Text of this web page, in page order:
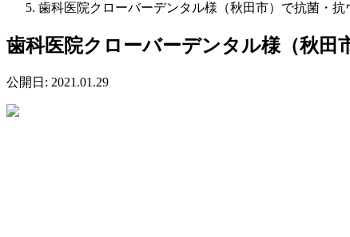
歯科医院クローバーデンタル様（秋田市）で抗菌・抗
歯科医院クローバーデンタル様（秋田
公開日: 2021.01.29